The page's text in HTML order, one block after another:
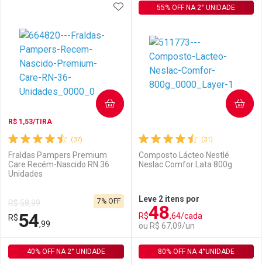
FECHAR
Laboratório
Comprar sem Desconto
Por R$ 14,99/cada
FECHAR
Por Menos
Comprar sem Desconto
Por R$ 14,99/cada
Laboratório
Comprar sem Desconto
Por R$ 119,90/cada
Por Menos
Comprar sem Desconto
Por R$ 119,90/cada
(37)
R$ 1,53/TIRA
Fraldas Pampers Premium
Care Recém-Nascido RN 36
Unidades
R$ 58,99
R$54,99
7% OFF
ADICIONAR AOS FAVORITOS
COMPRAR
(31)
Composto Lácteo Nestlé
Neslac Comfor Lata 800g
55% OFF NA 2° UNIDADE
Leve 2 itens por
R$48,64/cada
ou R$ 67,09/un
COMPRAR
40% OFF NA 2° UNIDADE 80% OFF NA 4°UNIDADE